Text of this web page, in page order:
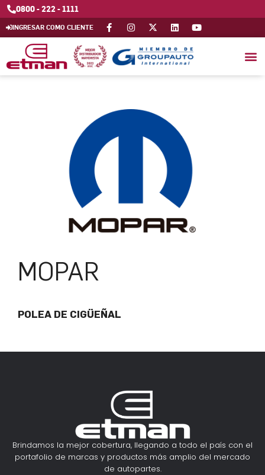
0800 - 222 - 1111
INGRESAR COMO CLIENTE
MOPAR
POLEA DE CIGÜEÑAL
Brindamos la mejor cobertura, llegando a todo el país con el
portafolio de marcas y productos más amplio del mercado
de autopartes.